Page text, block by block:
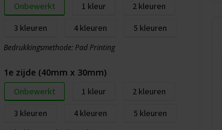
Onbewerkt 1
2
3
4 5
Bedrukkingsmethode: Pad Printing
1e zijde (40mm x 30mm)
Onbewerkt 1
2
3
4 5